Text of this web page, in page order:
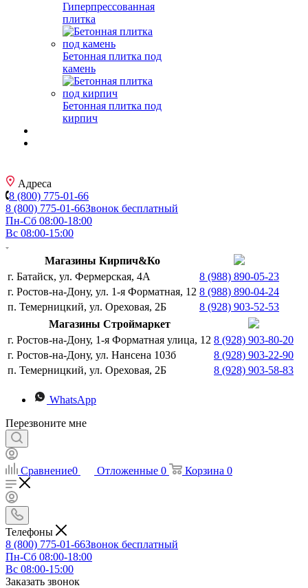
Гиперпрессованная
плитка
Бетонная плитка под
камень
Бетонная плитка под
кирпич
Адреса
8 (800) 775-01-66
8 (800) 775-01-66Звонок бесплатный
Пн-Сб 08:00-18:00
Вс 08:00-15:00
Магазины Кирпич&Ко
г. Батайск, ул. Фермерская, 4А
8 (988) 890-05-23
г. Ростов-на-Дону, ул. 1-я Форматная, 12 8 (988) 890-04-24
п. Темерницкий, ул. Ореховая, 2Б
8 (928) 903-52-53
Магазины Строймаркет
г. Ростов-на-Дону, 1-я Форматная улица, 12 8 (928) 903-80-20
г. Ростов-на-Дону, ул. Нансена 103б
8 (928) 903-22-90
п. Темерницкий, ул. Ореховая, 2Б
8 (928) 903-58-83
WhatsApp
Перезвоните мне
Сравнение0 Отложенные 0 Корзина 0
Телефоны
8 (800) 775-01-66Звонок бесплатный
Пн-Сб 08:00-18:00
Вс 08:00-15:00
Заказать звонок